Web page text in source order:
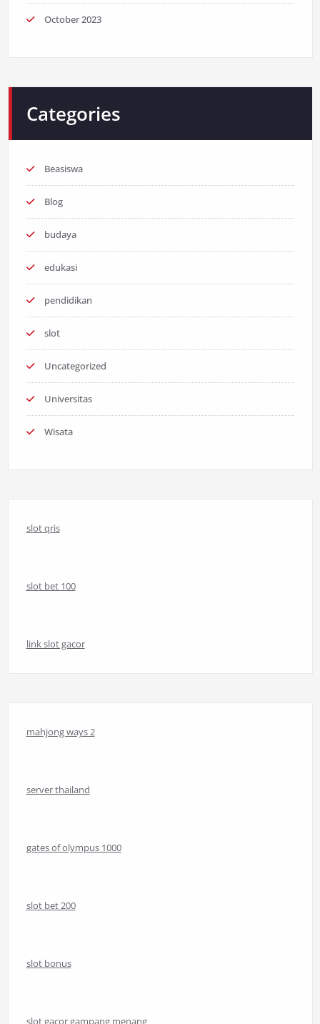
October 2023
Categories
Beasiswa
Blog
budaya
edukasi
pendidikan
slot
Uncategorized
Universitas
Wisata
slot qris
slot bet 100
link slot gacor
mahjong ways 2
server thailand
gates of olympus 1000
slot bet 200
slot bonus
slot gacor gampang menang